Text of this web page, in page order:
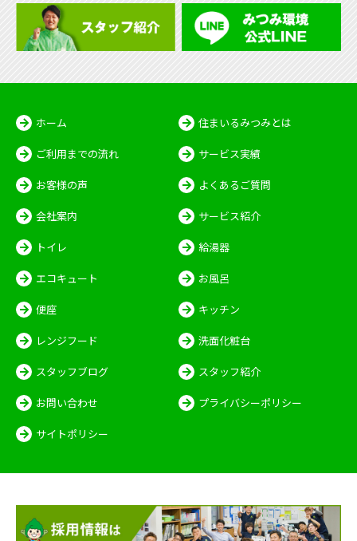
ホーム 住まいるみつみとは
ご利用までの流れ サービス実績
お客様の声 よくあるご質問
会社案内 サービス紹介
トイレ 給湯器
エコキュート お風呂
便座 キッチン
レンジフード 洗面化粧台
スタッフブログ スタッフ紹介
お問い合わせ プライバシーポリシー
サイトポリシー